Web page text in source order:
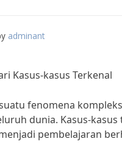
adminant
Kasus-kasus Terkenal
fenomena
dunia. Kasus-
pembelajaran